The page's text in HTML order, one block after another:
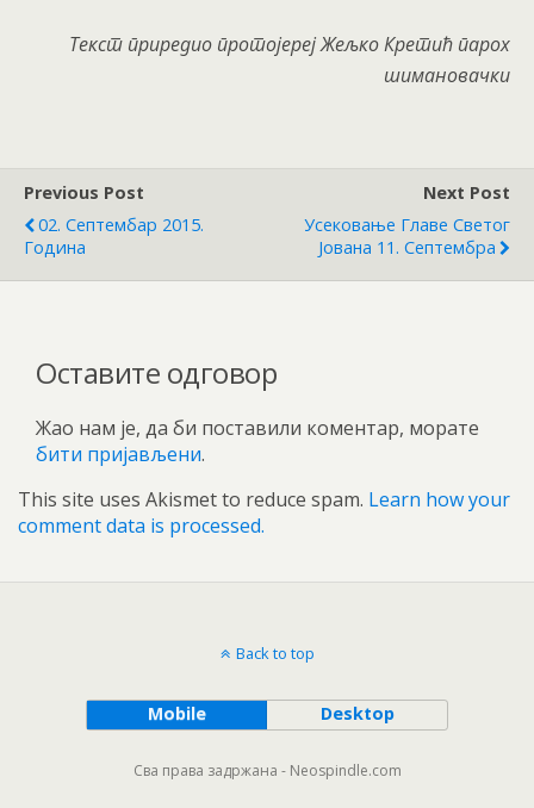
Текст приредио протојереј Жељко Кретић парох
шимановачки
Previous Post
02. Септембар 2015.
Година
Next Post
Усековање Главе Светог
Јована 11. Септембра
Оставите одговор
Жао нам је, да би поставили коментар, морате
бити пријављени.
This site uses Akismet to reduce spam. Learn how your
comment data is processed.
Back to top
Mobile Desktop
Сва права задржана - Neospindle.com